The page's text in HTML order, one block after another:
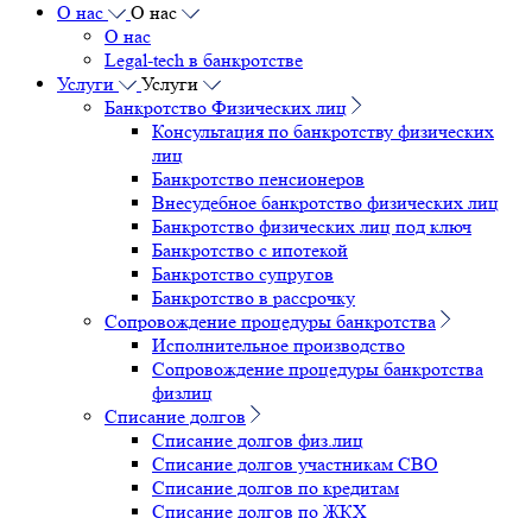
О нас
О нас
О нас
Legal-tech в банкротстве
Услуги
Услуги
Банкротство Физических лиц
Консультация по банкротству физических
лиц
Банкротство пенсионеров
Внесудебное банкротство физических лиц
Банкротство физических лиц под ключ
Банкротство с ипотекой
Банкротство супругов
Банкротство в рассрочку
Сопровождение процедуры банкротства
Исполнительное производство
Сопровождение процедуры банкротства
физлиц
Списание долгов
Списание долгов физ.лиц
Списание долгов участникам СВО
Списание долгов по кредитам
Списание долгов по ЖКХ